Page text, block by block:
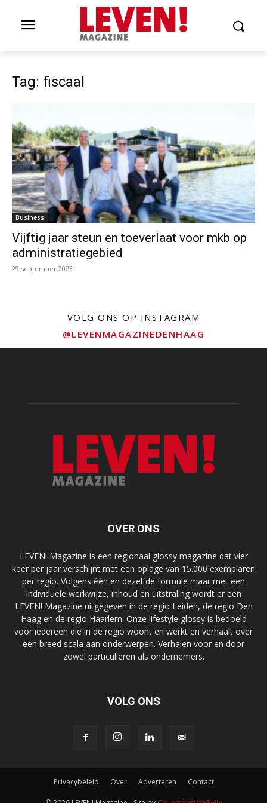
Tag: fiscaal
Business
Vijftig jaar steun en toeverlaat voor mkb op
administratiegebied
29 september 2023
VOLG ONS OP INSTAGRAM
@LEVENMAGAZINEDENHAAG
OVER ONS
LEVEN! Magazine is een regionaal glossy magazine dat vier
keer per jaar verschijnt met een oplage van 15.000 exemplaren
per regio. Volgens één en dezelfde formule maar met een
individuele werkwijze, inhoud en uitstraling wordt er een
LEVEN! Magazine uitgegeven in de regio Leiden, de regio Den
Haag en de regio Haarlem. Onze lifestyle glossy is bedoeld
voor iedereen die in de regio woont en werkt en verhaalt over
een breed scala aan onderwerpen. Verhalen voor en door
zowel particulieren als ondernemers.
VOLG ONS
Privacybeleid Over Adverteren Contact